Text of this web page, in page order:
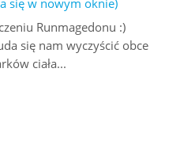
Runmagedonu :)
się nam wyczyścić obce
ciała...